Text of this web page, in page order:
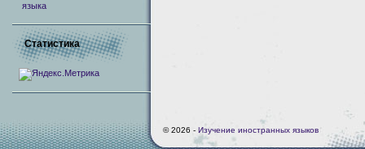
языка
Статистика
© 2026 - Изучение иностранных языков